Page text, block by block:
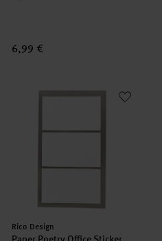
6,99 €
transparent mit Zahlen
Paper Poetry Office Sticker
Hersteller:
Rico Design